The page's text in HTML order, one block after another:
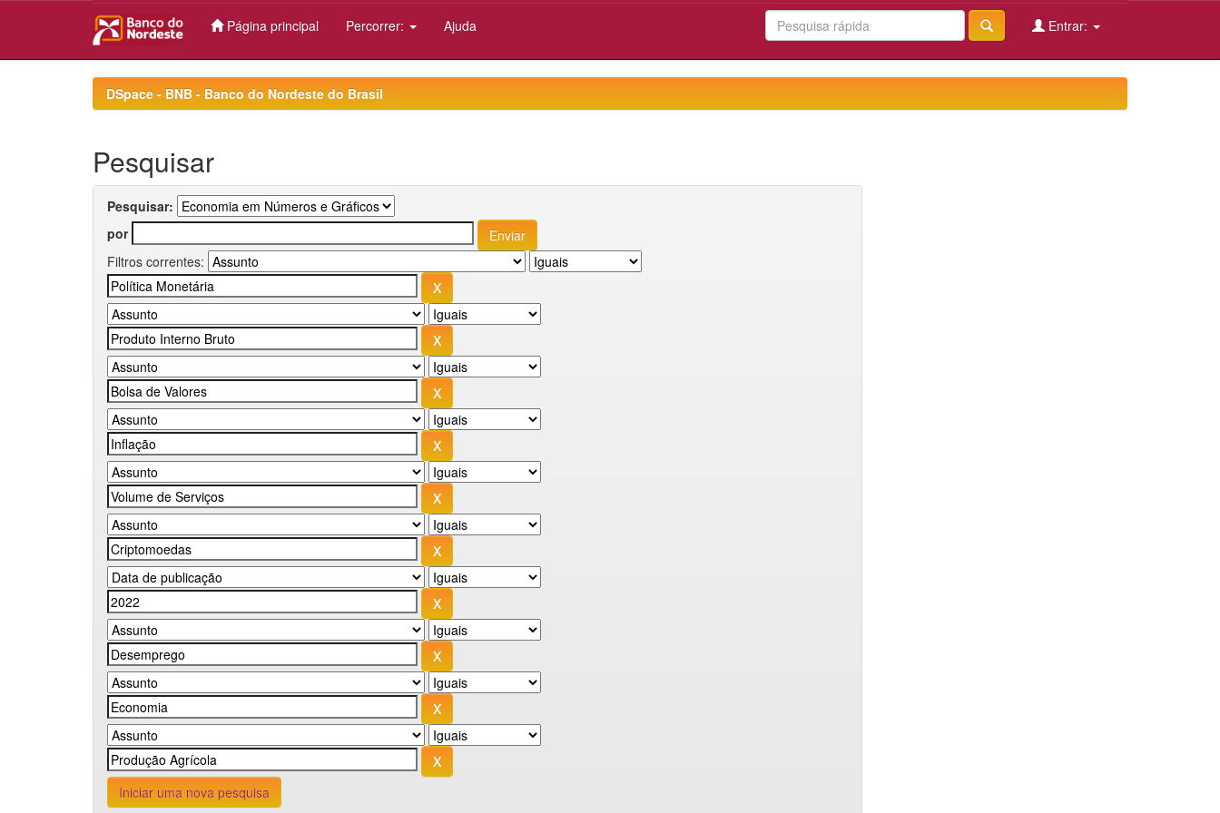
Página principal Percorrer: Ajuda Entrar:
DSpace - BNB - Banco do Nordeste do Brasil
Pesquisar
Pesquisar:
por
Filtros correntes:
Iniciar uma nova pesquisa